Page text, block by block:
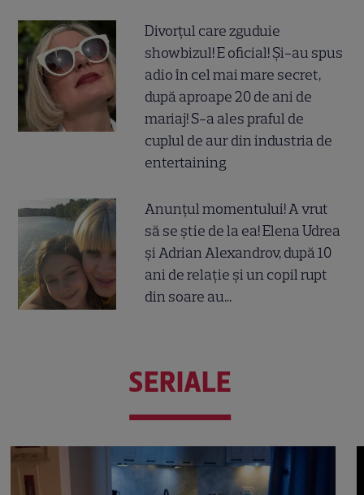
Divorțul care zguduie
showbizul! E oficial! Și-au spus
adio în cel mai mare secret,
după aproape 20 de ani de
mariaj! S-a ales praful de
cuplul de aur din industria de
entertaining
Anunțul momentului! A vrut
să se știe de la ea! Elena Udrea
și Adrian Alexandrov, după 10
ani de relație și un copil rupt
din soare au...
SERIALE